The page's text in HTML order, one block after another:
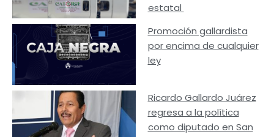
estatal
Promoción gallardista
por encima de cualquier
ley
Ricardo Gallardo Juárez
regresa a la política
como diputado en San